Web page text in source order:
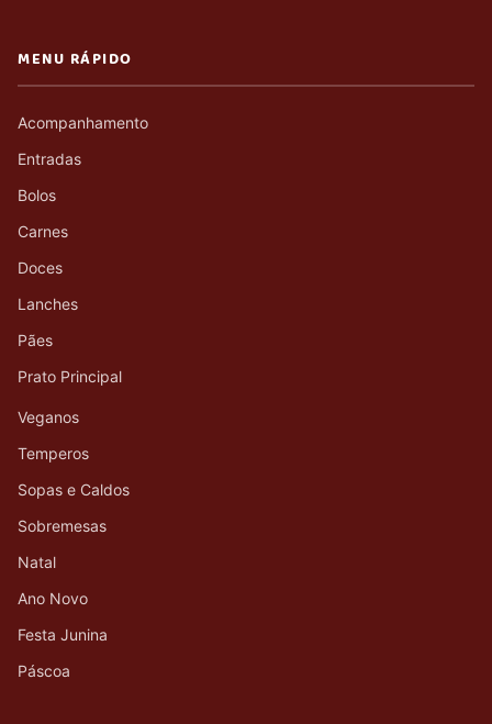
MENU RÁPIDO
Acompanhamento
Entradas
Bolos
Carnes
Doces
Lanches
Pães
Prato Principal
Veganos
Temperos
Sopas e Caldos
Sobremesas
Natal
Ano Novo
Festa Junina
Páscoa